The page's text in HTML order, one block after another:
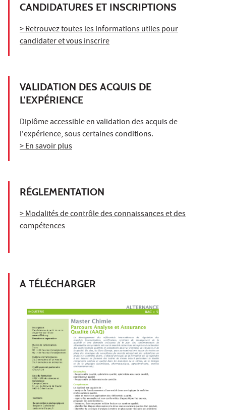
CANDIDATURES ET INSCRIPTIONS
> Retrouvez toutes les informations utiles pour
candidater et vous inscrire
VALIDATION DES ACQUIS DE
L'EXPÉRIENCE
Diplôme accessible en validation des acquis de
l'expérience, sous certaines conditions.
> En savoir plus
RÉGLEMENTATION
> Modalités de contrôle des connaissances et des
compétences
A TÉLÉCHARGER